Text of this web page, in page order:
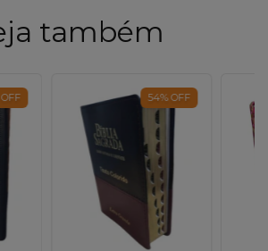
também
OFF 54%OFF